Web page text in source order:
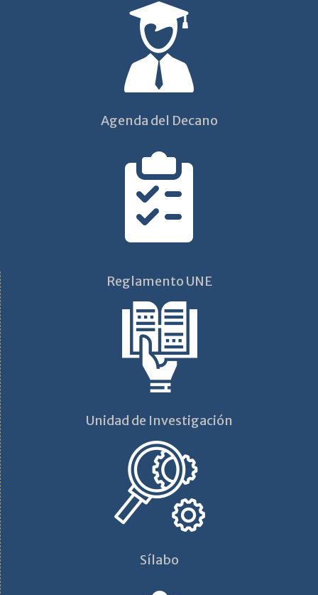
Agenda del Decano
Reglamento UNE
Unidad de Investigación
Sílabo